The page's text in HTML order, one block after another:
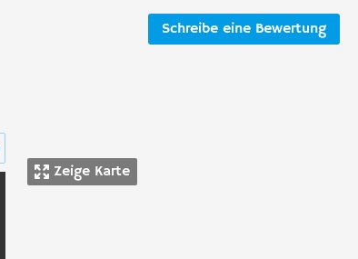
Schreibe eine Bewertung
Zeige Karte